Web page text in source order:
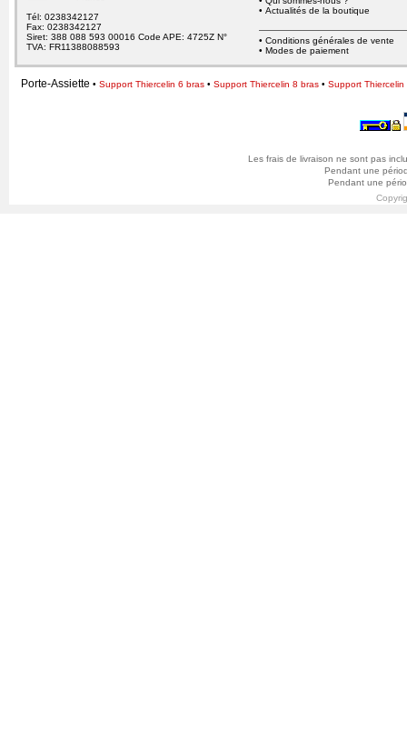
Tél: 0238342127
Fax: 0238342127
Siret: 388 088 593 00016 Code APE: 4725Z N°
TVA: FR11388088593
• Actualités de la boutique
• Conditions générales de vente
• Modes de paiement
Porte-Assiette • Support Thiercelin 6 bras • Support Thiercelin 8 bras • Support Thiercelin
Les frais de livraison ne sont pas
Pendant une
Pendant une